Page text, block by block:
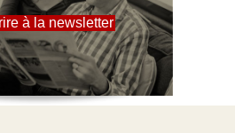
à la newsletter